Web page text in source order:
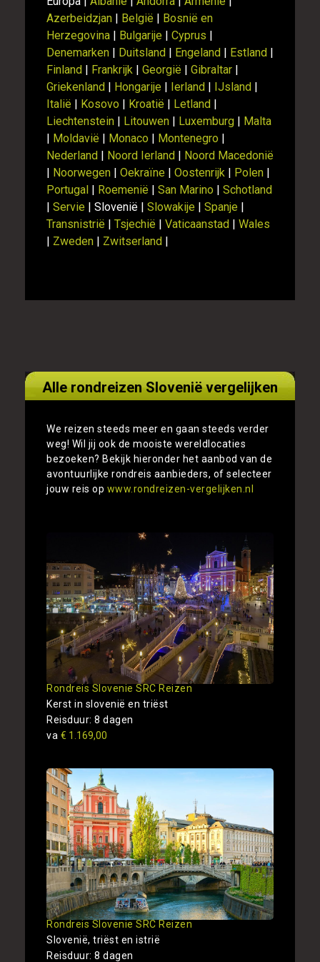
Azerbeidzjan | België | Bosnië en
Herzegovina | Bulgarije | Cyprus |
Denemarken | Duitsland | Engeland | Estland |
Finland | Frankrijk | Georgië | Gibraltar |
Griekenland | Hongarije | Ierland | IJsland |
Italië | Kosovo | Kroatië | Letland |
Liechtenstein | Litouwen | Luxemburg | Malta
| Moldavië | Monaco | Montenegro |
Nederland | Noord Ierland | Noord Macedonië
| Noorwegen | Oekraïne | Oostenrijk | Polen |
Portugal | Roemenië | San Marino | Schotland
| Servie | Slovenië | Slowakije | Spanje |
Transnistrië | Tsjechië | Vaticaanstad | Wales
| Zweden | Zwitserland |
Alle rondreizen Slovenië vergelijken
We reizen steeds meer en gaan steeds verder
weg! Wil jij ook de mooiste wereldlocaties
bezoeken? Bekijk hieronder het aanbod van de
avontuurlijke rondreis aanbieders, of selecteer
jouw reis op www.rondreizen-vergelijken.nl
Rondreis Slovenie SRC Reizen
Kerst in slovenië en triëst
Reisduur: 8 dagen
va € 1.169,00
Rondreis Slovenie SRC Reizen
Slovenië, triëst en istrië
Reisduur: 8 dagen